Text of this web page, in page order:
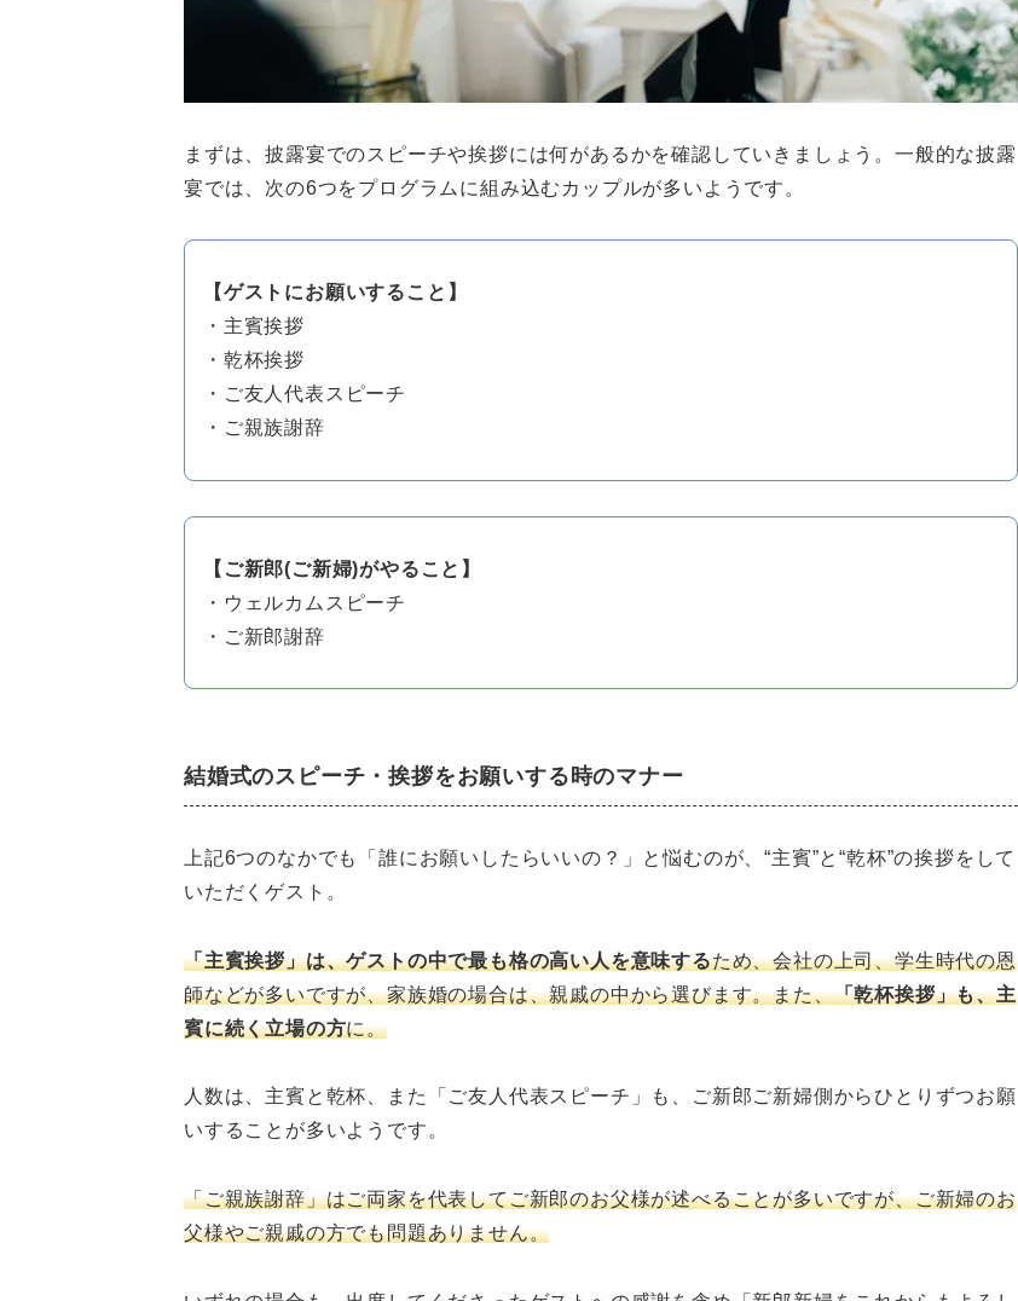
まずは、披露宴でのスピーチや挨拶には何があるかを確認していきましょう。一般的な披露
宴では、次の6つをプログラムに組み込むカップルが多いようです。
【ゲストにお願いすること】
・主賓挨拶
・乾杯挨拶
・ご友人代表スピーチ
・ご親族謝辞
【ご新郎(ご新婦)がやること】
・ウェルカムスピーチ
・ご新郎謝辞
結婚式のスピーチ・挨拶をお願いする時のマナー
上記6つのなかでも「誰にお願いしたらいいの？」と悩むのが、“主賓”と“乾杯”の挨拶をして
いただくゲスト。
「主賓挨拶」は、ゲストの中で最も格の高い人を意味するため、会社の上司、学生時代の恩
師などが多いですが、家族婚の場合は、親戚の中から選びます。また、「乾杯挨拶」も、主
賓に続く立場の方に。
人数は、主賓と乾杯、また「ご友人代表スピーチ」も、ご新郎ご新婦側からひとりずつお願
いすることが多いようです。
「ご親族謝辞」はご両家を代表してご新郎のお父様が述べることが多いですが、ご新婦のお
父様やご親戚の方でも問題ありません。